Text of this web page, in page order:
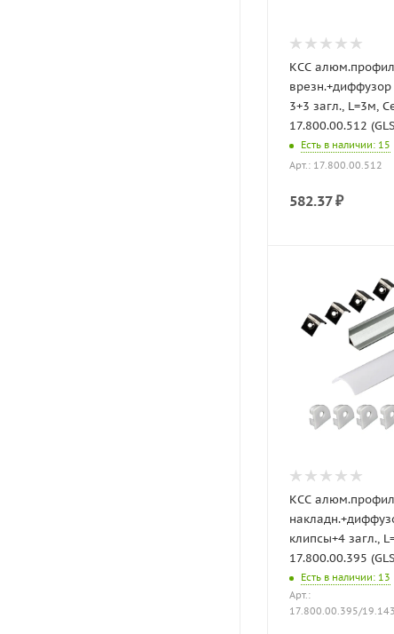
КСС
врезн.+диффузор
3+3 загл., L=3м,
17.800.00.512
Есть в наличии: 15
Арт.: 17.800.00.512
582.37₽
КСС
клипсы+4 загл.,
17.800.00.395
Есть в наличии: 13
Арт.:
17.800.00.395/